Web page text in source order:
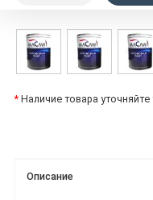
* Наличие товара
Описание